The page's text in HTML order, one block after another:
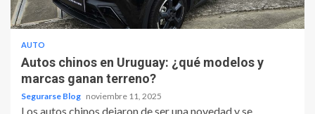
AUTO
Autos chinos en Uruguay: ¿qué modelos y
marcas ganan terreno?
Segurarse Blog noviembre 11, 2025
Los autos chinos dejaron de ser una novedad y se